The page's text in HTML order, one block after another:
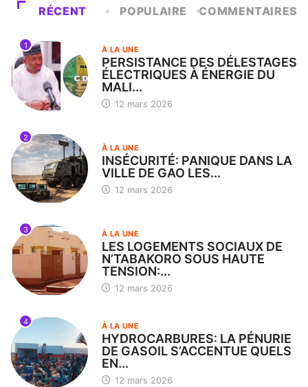
RÉCENT POPULAIRE COMMENTAIRES
1 À LA UNE
PERSISTANCE DES DÉLESTAGES
ÉLECTRIQUES À ÉNERGIE DU
MALI...
12 mars 2026
2
À LA UNE
INSÉCURITÉ: PANIQUE DANS LA
VILLE DE GAO LES...
12 mars 2026
3 À LA UNE
LES LOGEMENTS SOCIAUX DE
N’TABAKORO SOUS HAUTE
TENSION:...
12 mars 2026
4 À LA UNE
HYDROCARBURES: LA PÉNURIE
DE GASOIL S’ACCENTUE QUELS
EN...
12 mars 2026